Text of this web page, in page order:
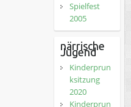
Spielfest
2005
närrische
Jugend
Kinderprun
ksitzung
2020
Kinderprun